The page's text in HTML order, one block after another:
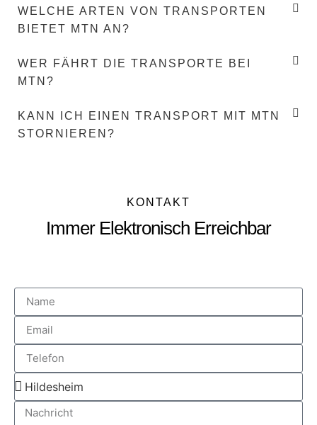
WELCHE ARTEN VON TRANSPORTEN
BIETET MTN AN?
WER FÄHRT DIE TRANSPORTE BEI
MTN?
KANN ICH EINEN TRANSPORT MIT MTN
STORNIEREN?
KONTAKT
Immer Elektronisch Erreichbar